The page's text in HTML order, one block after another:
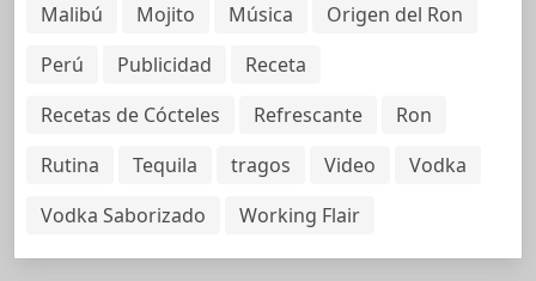
Malibú
Mojito Música
Origen del Ron
Perú
Publicidad
Receta
Recetas de Cócteles
Refrescante
Ron
Rutina
Tequila tragos Video
Vodka
Vodka Saborizado
Working Flair